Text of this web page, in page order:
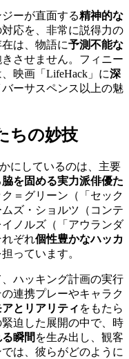
ーが直面する精神的な
応を、非常に説得力の
は、物語に予測不能な
させません。フィニー
映画「LifeHack」に深
ーサスペンス以上の魅
ちの妙技
にしているのは、主要
脇を固める実力派俳優た
＝グリーン（「セック
ズ・ショルツ（コンテ
ノルズ（「アウランダ
ぞれ個性豊かなハッカ
っています。
ハッキング計画の実行
連携プレーやキャラク
とリアリティ をもたら
迫した展開の中で、時
瞬間 を生み出し、観客
は、彼らがどのように